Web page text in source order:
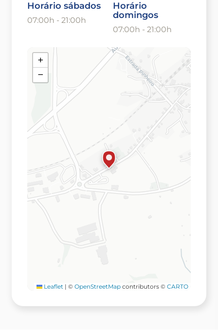
Horário sábados
07:00h - 21:00h
Horário
domingos
07:00h - 21:00h
+
−
Leaflet | © OpenStreetMap contributors © CARTO